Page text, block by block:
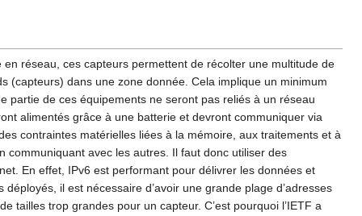
réseau, ces capteurs permettent de récolter une multitude de
dans une zone donnée. Cela implique un minimum
partie de ces équipements ne seront pas reliés à un réseau
alimentés grâce à une batterie et devront communiquer via
contraintes matérielles liées à la mémoire, aux traitements et à
communiquant avec les autres. Il faut donc utiliser des
En effet, IPv6 est performant pour délivrer les données et
il est nécessaire d’avoir une grande plage d’adresses
tailles trop grandes pour un capteur. C’est pourquoi l’IETF a